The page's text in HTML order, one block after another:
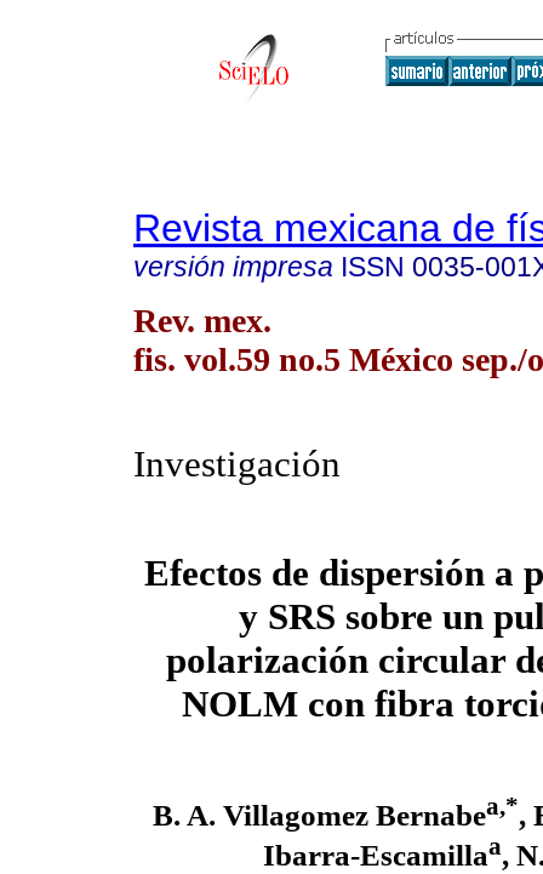
Revista mexicana de
versión impresa ISSN 0035-
Rev. mex.
fis. vol.59 no.5 México sep./
Investigación
Efectos de dispersión a
y SRS sobre un
polarización circular
NOLM con fibra
B. A. Villagomez Bernabea,*,
Ibarra-Escamillaa,